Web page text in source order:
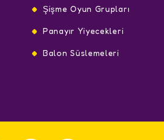
Şişme Oyun Grupları
Panayır Yiyecekleri
Balon Süslemeleri